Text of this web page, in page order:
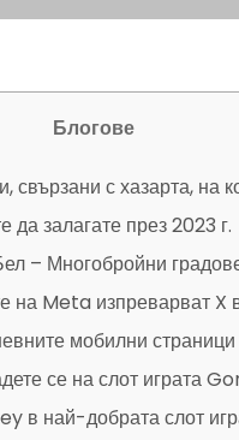
Блогове
свързани с хазарта, на
да залагате през 2023 г.
– Многобройни
на Meta изпреварват X
мобилни страници
се на слот играта
в най-добрата слот